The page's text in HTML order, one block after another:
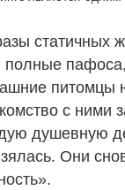
питомцы
с ними
душевную
Они